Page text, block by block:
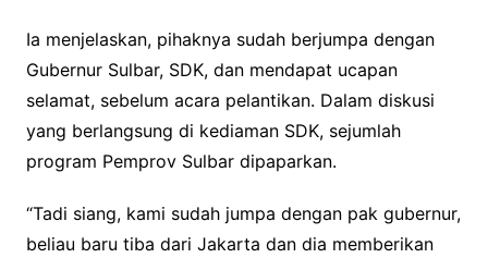
Ia menjelaskan, pihaknya sudah berjumpa dengan
Gubernur Sulbar, SDK, dan mendapat ucapan
selamat, sebelum acara pelantikan. Dalam diskusi
yang berlangsung di kediaman SDK, sejumlah
program Pemprov Sulbar dipaparkan.
“Tadi siang, kami sudah jumpa dengan pak gubernur,
beliau baru tiba dari Jakarta dan dia memberikan